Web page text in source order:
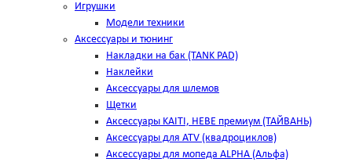
Игрушки
Модели техники
Аксессуары и тюнинг
Накладки на бак (TANK PAD)
Наклейки
Аксессуары для шлемов
Щетки
Аксессуары KAITI, HEBE премиум (ТАЙВАНЬ)
Аксессуары для ATV (квадроциклов)
Аксессуары для мопеда ALPHA (Альфа)